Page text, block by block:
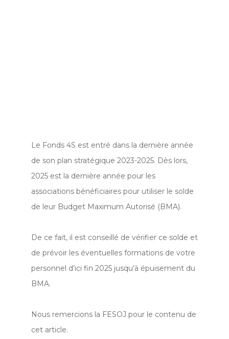
Le Fonds 4S est entré dans la dernière année
de son plan stratégique 2023-2025. Dès lors,
2025 est la dernière année pour les
associations bénéficiaires pour utiliser le solde
de leur Budget Maximum Autorisé (BMA).
De ce fait, il est conseillé de vérifier ce solde et
de prévoir les éventuelles formations de votre
personnel d’ici fin 2025 jusqu’à épuisement du
BMA.
Nous remercions la FESOJ pour le contenu de
cet article.